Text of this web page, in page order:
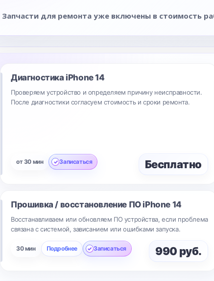
Запчасти для ремонта уже включены в стоимость
Диагностика iPhone 14
Проверяем устройство и определяем причину неисправности.
После диагностики согласуем стоимость и сроки ремонта.
от 30 мин Записаться Бесплатно
Прошивка / восстановление ПО iPhone 14
Восстанавливаем или обновляем ПО устройства, если проблема
связана с системой, зависанием или ошибками запуска.
30 мин Подробнее Записаться 990 руб.